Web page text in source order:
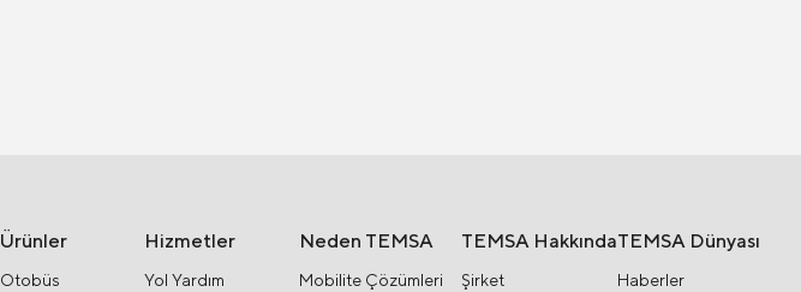
Ürünler
Otobüs
Hizmetler
Yol Yardım
Neden TEMSA
Mobilite Çözümleri
TEMSA Hakkında
Şirket
TEMSA Dünyası
Haberler